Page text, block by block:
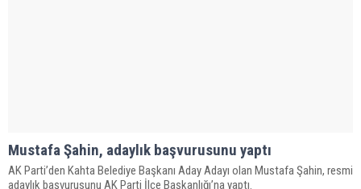
Mustafa Şahin, adaylık başvurusunu yaptı
AK Parti’den Kahta Belediye Başkanı Aday Adayı olan Mustafa Şahin, resmi
adaylık başvurusunu AK Parti İlçe Başkanlığı’na yaptı.